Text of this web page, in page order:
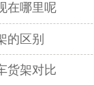
在哪里呢
的区别
货架对比